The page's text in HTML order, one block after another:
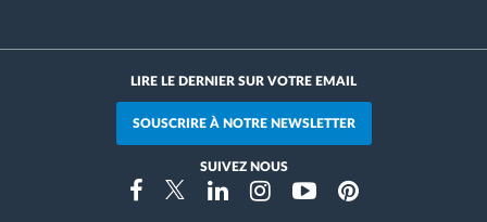
LIRE LE DERNIER SUR VOTRE EMAIL
SOUSCRIRE À NOTRE NEWSLETTER
SUIVEZ NOUS
FacebookTwitterLinkedinInstragramYoutubePinterest